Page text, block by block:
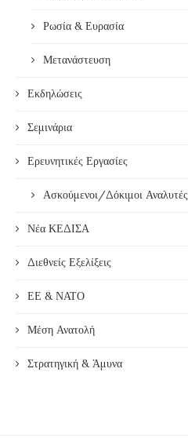
Ρωσία & Ευρασία
Μετανάστευση
Εκδηλώσεις
Σεμινάρια
Ερευνητικές Εργασίες
Ασκούμενοι/Δόκιμοι Αναλυτές
Νέα ΚΕΔΙΣΑ
Διεθνείς Εξελίξεις
ΕΕ & ΝΑΤΟ
Μέση Ανατολή
Στρατηγική & Άμυνα